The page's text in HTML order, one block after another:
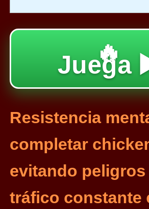
🔥
Juega
Resistencia
completar
evitando peligros
tráfico constante